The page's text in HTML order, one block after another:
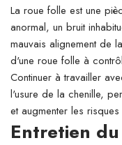
La roue folle est une
anormal, un bruit
mauvais alignement de
d'une roue folle à
Continuer à travailler
l'usure de la chenille,
et augmenter les
Entretien